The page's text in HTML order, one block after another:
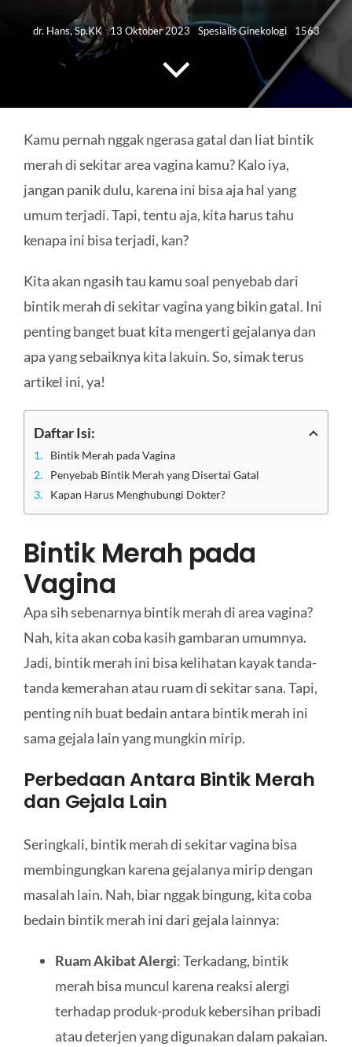
HUBUNGI KAMI
dr. Hans, Sp.KK 13 Oktober 2023 Spesialis Ginekologi 1563
Kamu pernah nggak ngerasa gatal dan liat bintik
merah di sekitar area vagina kamu? Kalo iya,
jangan panik dulu, karena ini bisa aja hal yang
umum terjadi. Tapi, tentu aja, kita harus tahu
kenapa ini bisa terjadi, kan?
Kita akan ngasih tau kamu soal penyebab dari
bintik merah di sekitar vagina yang bikin gatal. Ini
penting banget buat kita mengerti gejalanya dan
apa yang sebaiknya kita lakuin. So, simak terus
artikel ini, ya!
Daftar Isi:
Bintik Merah pada Vagina
Penyebab Bintik Merah yang Disertai Gatal
Kapan Harus Menghubungi Dokter?
Bintik Merah pada
Vagina
Apa sih sebenarnya bintik merah di area vagina?
Nah, kita akan coba kasih gambaran umumnya.
Jadi, bintik merah ini bisa kelihatan kayak tanda-
tanda kemerahan atau ruam di sekitar sana. Tapi,
penting nih buat bedain antara bintik merah ini
sama gejala lain yang mungkin mirip.
Perbedaan Antara Bintik Merah
dan Gejala Lain
Seringkali, bintik merah di sekitar vagina bisa
membingungkan karena gejalanya mirip dengan
masalah lain. Nah, biar nggak bingung, kita coba
bedain bintik merah ini dari gejala lainnya:
Ruam Akibat Alergi: Terkadang, bintik
merah bisa muncul karena reaksi alergi
terhadap produk-produk kebersihan pribadi
atau deterjen yang digunakan dalam pakaian.